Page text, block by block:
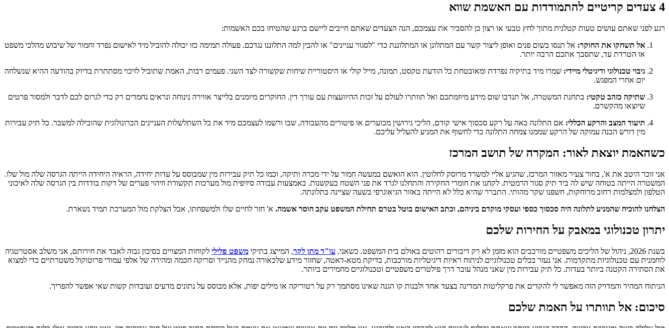
4 צעדים קריטיים להתמודדות עם האשמת שווא
רגע לפני שאתם עושים טעות קטלנית מתוך לחץ טבעי או רצון כן להסביר את עצמכם, הנה הצעדים שאתם חייבים ליישם ברגע שהטיחו בכם האשמות:
אל תשחקו את החוקר: אל תנסו בשום פנים ואופן ליצור קשר עם המתלונן או המתלוננת כדי "לסגור עניינים" או להבין למה התלוננו נגדכם. פעולה תמימה כזו יכולה להוביל מיד לאישום נפרד וחמור של שיבוש מהלכי משפט
או הטרדת עד, שתסבך אתכם הרבה יותר.
גיבוי טכנולוגי ודיגיטלי מיידי: שמרו מיד בתיקיה נפרדת ומאובטחת כל הודעת טקסט, תמונה, מייל קולי או היסטוריית שיחות שקשורה לצד השני. פעמים רבות, האמת שתוביל לזיכוי מסתתרת בדיוק בהודעה ההיא שנשלחה
יום אחרי המפגש.
שתיקה כזהב טקטי: בתחנת המשטרה, אל תנדבו שום מידע מיוזמתכם ואל תוותרו לעולם על זכות ההיוועצות עם עורך דין. החוקרים מיומנים בלייצר אווירה נינוחה ונראים נחמדים רק כדי לגרום לכם לדבר ולמסור פרטים
שיוצאו מהקשרם.
תיעוד המצב והרקע הכללי: אם התלונה באה על רקע סכסוך אישי קודם, הליכי גירושין מכוערים או פיטורים מהעבודה, שבו ורשמו לעצמכם מיד את כל השתלשלות העניינים הכרונולוגית שהובילה למשבר. כל תיק עבירות
מין דורש הבנה עמוקה של הרקע שממנו צמחה התלונה כדי לחשוף את המניע להעליל עליכם.
כשהאמת יוצאת לאור: המקרה של תושב המרכז
אני זוכר היטב את א', בחור צעיר מאזור המרכז, שהגיע אליי למשרד מרוסק לחלוטין. הוא הואשם במעשה חמור על ידי מכרה ותיקה, וכמו כל תיק עבירות מין שמבוסס על עדות יחידה, הראיה היחידה הייתה הגרסה שלה מול שלו.
המשטרה הייתה בטוחה שיש לה ביד תיק סגור הרמטית. לקחנו את חומרי החקירה והתחלנו לגרד את פני השטח בעקשנות. באמצעות עבודה סיזיפית מול מערכות תקשורת וזיהוי פערים של דקות בודדות בין הגרסה שלה לאיכוני
הטלפון ולמצלמות רחוב מרוחקות, חשפנו שקר מהותי. התברר שהיא כלל לא הייתה באזור הגיאוגרפי בשעה שציינה בתלונתה.
הצלחנו להוכיח שהמניע לתלונה היה סכסוך כספי ועסקי מוקדם ביניהם, וכתב האישום בוטל בטרם תחילת המשפט עקב חוסר אשמה. א' חזר לחיים שלו ולמשפחתו, אבל הצלקת מול המערכת תמיד נשארת.
יתרון טכנולוגי במאבק על החירות שלכם
בשנת 2026, ניהול של הליכים משפטיים מורכבים הוא מזמן לא רק דיבורים רהוטים באולם בית המשפט. כשאני, עו"ד מתן לקר, המייצג בתיקי משפט פלילי לקוחות המצויים בסיכון גבוה לאבד את חירותם, אני משלב אסטרטגיה
לוחמנית עם טכנולוגיות מתקדמות. אני נעזר בכלים טכנולוגיים לניתוח ראיות דיגיטליות מורכבות, בדיקת מטא-דאטה, שחזור מידע שלכאורה נמחק מהנייד וסריקה חכמה ומהירה של אלפי עמודי פרוטוקול משטרתיים כדי למצוא
את הסתירה הקטנה ביותר בעדות. כל תיק עבירות מין שאני מנהל עובר דרך פילטרים משפטיים וטכנולוגיים מחמירים ביותר.
הניתוח המהיר והמדויק הזה מאפשר לי להקדים את פרקליטות המדינה בצעד אחד ולבנות קו הגנה שאינו מסתמך רק על רטוריקה או מילים יפות, אלא מבוסס על נתונים מדעים ועובדות קשות שאי אפשר להפריך.
סיכום: אל תוותרו על האמת שלכם